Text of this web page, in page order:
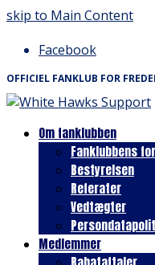
skip to Main Content
Facebook
OFFICIEL FANKLUB FOR
Om fanklubben
Fanklubbens
Bestyrelsen
Referater
Vedtægter
Medlemmer